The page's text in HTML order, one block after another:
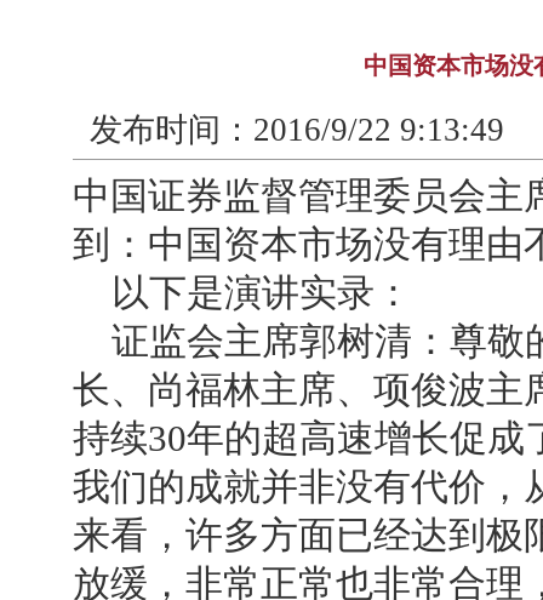
中国资本市场
发布时间： 2016/9/22 9:13:49
中国证券监督管理委员会主
到：中国资本市场没有理由
以下是演讲实录：
证监会主席郭树清：尊敬
长、尚福林主席、项俊波主
持续30年的超高速增长促
我们的成就并非没有代价，
来看，许多方面已经达到极
放缓，非常正常也非常合理